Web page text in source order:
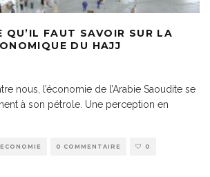
QU’IL FAUT SAVOIR SUR LA
DU HAJJ
nous, l’économie de l’Arabie Saoudite se
à son pétrole. Une perception en
ECONOMIE 0 COMMENTAIRE 0